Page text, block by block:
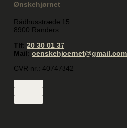
Ønskehjørnet
Rådhusstræde 15
8900 Randers
Tlf: 20 30 01 37
Mail: oenskehjoernet@gmail.com
CVR nr.: 40747842